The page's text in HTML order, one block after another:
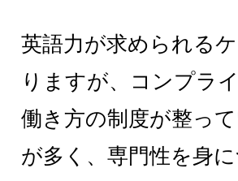
英語力が求められる
りますが、コンプラ
働き方の制度が整っ
が多く、専門性を身